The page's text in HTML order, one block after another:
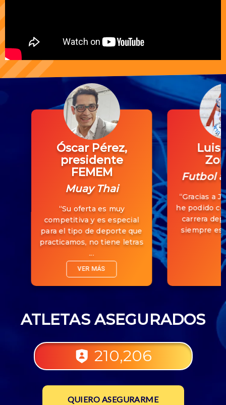
Óscar Pérez,
presidente
FEMEM
Muay Thai
“Su oferta es muy
competitiva y es especial
para el tipo de deporte que
practicamos, no tiene letras
...
VER MÁS
Luis
Futbol
“Gracias a
he podido
carrera
siempre
ATLETAS ASEGURADOS
210,206
QUIERO ASEGURARME